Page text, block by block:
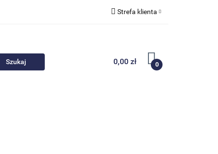
Strefa klienta
Zarejestruj się
Dodaj zgłoszenie
0,00 zł 0